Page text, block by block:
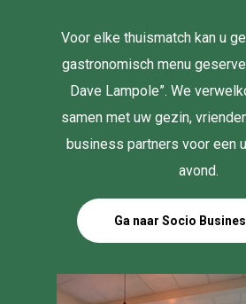
Voor elke thuismatch kan u
gastronomisch menu
Dave Lampole”. We
samen met uw gezin,
business partners voor een
avond.
Ga naar Socio